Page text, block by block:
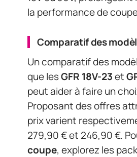
la performance de
Comparatif des
Un comparatif des
que lesGFR 18V-23et
peut aider à faire un
Proposant des offres
prix varient
279,90 € et 246,90 €.
coupe, explorez les